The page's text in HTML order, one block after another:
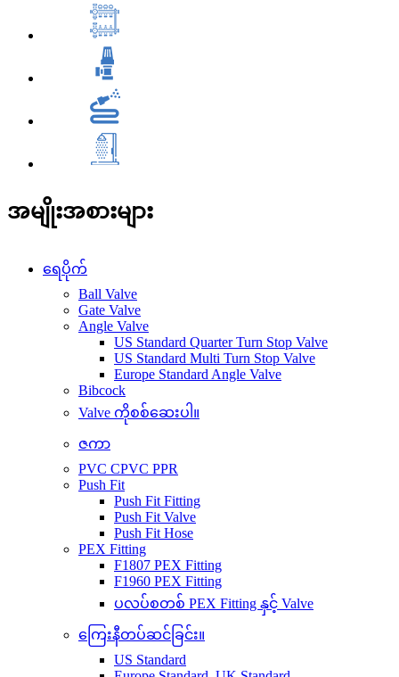
အမျိုးအစားများ
ရေပိုက်
Ball Valve
Gate Valve
Angle Valve
US Standard Quarter Turn Stop Valve
US Standard Multi Turn Stop Valve
Europe Standard Angle Valve
Bibcock
Valve ကိုစစ်ဆေးပါ။
ဇကာ
PVC CPVC PPR
Push Fit
Push Fit Fitting
Push Fit Valve
Push Fit Hose
PEX Fitting
F1807 PEX Fitting
F1960 PEX Fitting
ပလပ်စတစ် PEX Fitting နှင့် Valve
ကြေးနီတပ်ဆင်ခြင်း။
US Standard